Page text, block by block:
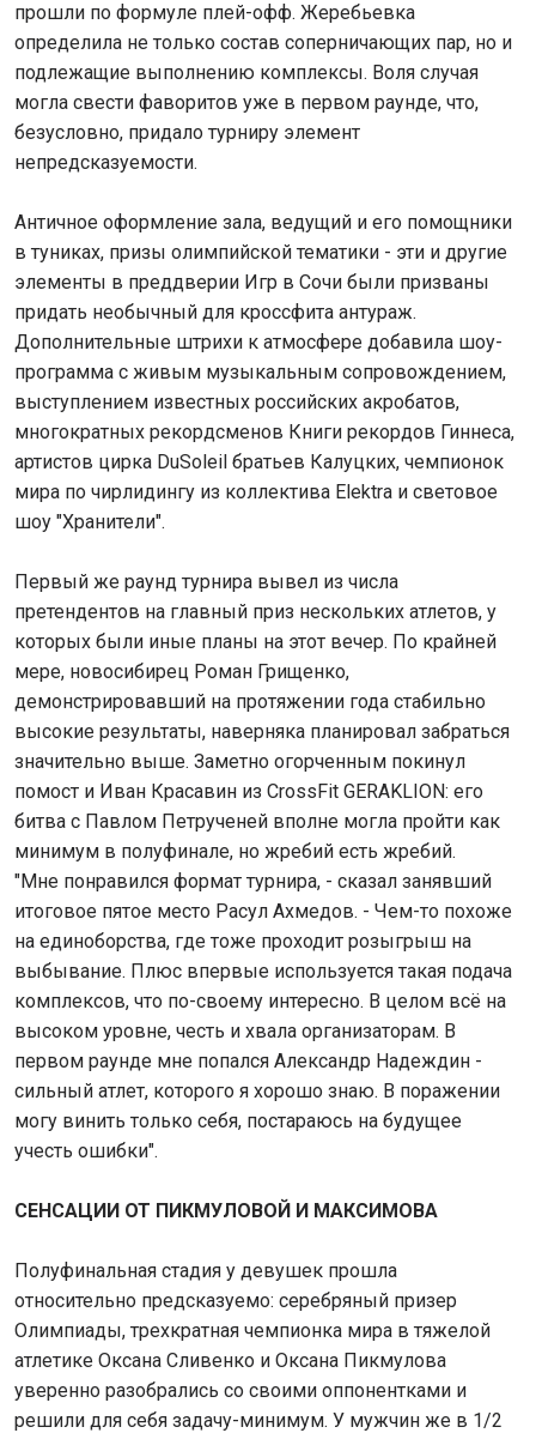
прошли по формуле плей-офф. Жеребьевка
определила не только состав соперничающих пар, но и
подлежащие выполнению комплексы. Воля случая
могла свести фаворитов уже в первом раунде, что,
безусловно, придало турниру элемент
непредсказуемости.
Античное оформление зала, ведущий и его помощники
в туниках, призы олимпийской тематики - эти и другие
элементы в преддверии Игр в Сочи были призваны
придать необычный для кроссфита антураж.
Дополнительные штрихи к атмосфере добавила шоу-
программа с живым музыкальным сопровождением,
выступлением известных российских акробатов,
многократных рекордсменов Книги рекордов Гиннеса,
артистов цирка DuSoleil братьев Калуцких, чемпионок
мира по чирлидингу из коллектива Elektra и световое
шоу "Хранители".
Первый же раунд турнира вывел из числа
претендентов на главный приз нескольких атлетов, у
которых были иные планы на этот вечер. По крайней
мере, новосибирец Роман Грищенко,
демонстрировавший на протяжении года стабильно
высокие результаты, наверняка планировал забраться
значительно выше. Заметно огорченным покинул
помост и Иван Красавин из CrossFit GERAKLION: его
битва с Павлом Петрученей вполне могла пройти как
минимум в полуфинале, но жребий есть жребий.
"Мне понравился формат турнира, - сказал занявший
итоговое пятое место Расул Ахмедов. - Чем-то похоже
на единоборства, где тоже проходит розыгрыш на
выбывание. Плюс впервые используется такая подача
комплексов, что по-своему интересно. В целом всё на
высоком уровне, честь и хвала организаторам. В
первом раунде мне попался Александр Надеждин -
сильный атлет, которого я хорошо знаю. В поражении
могу винить только себя, постараюсь на будущее
учесть ошибки".
СЕНСАЦИИ ОТ ПИКМУЛОВОЙ И МАКСИМОВА
Полуфинальная стадия у девушек прошла
относительно предсказуемо: серебряный призер
Олимпиады, трехкратная чемпионка мира в тяжелой
атлетике Оксана Сливенко и Оксана Пикмулова
уверенно разобрались со своими оппонентками и
решили для себя задачу-минимум. У мужчин же в 1/2